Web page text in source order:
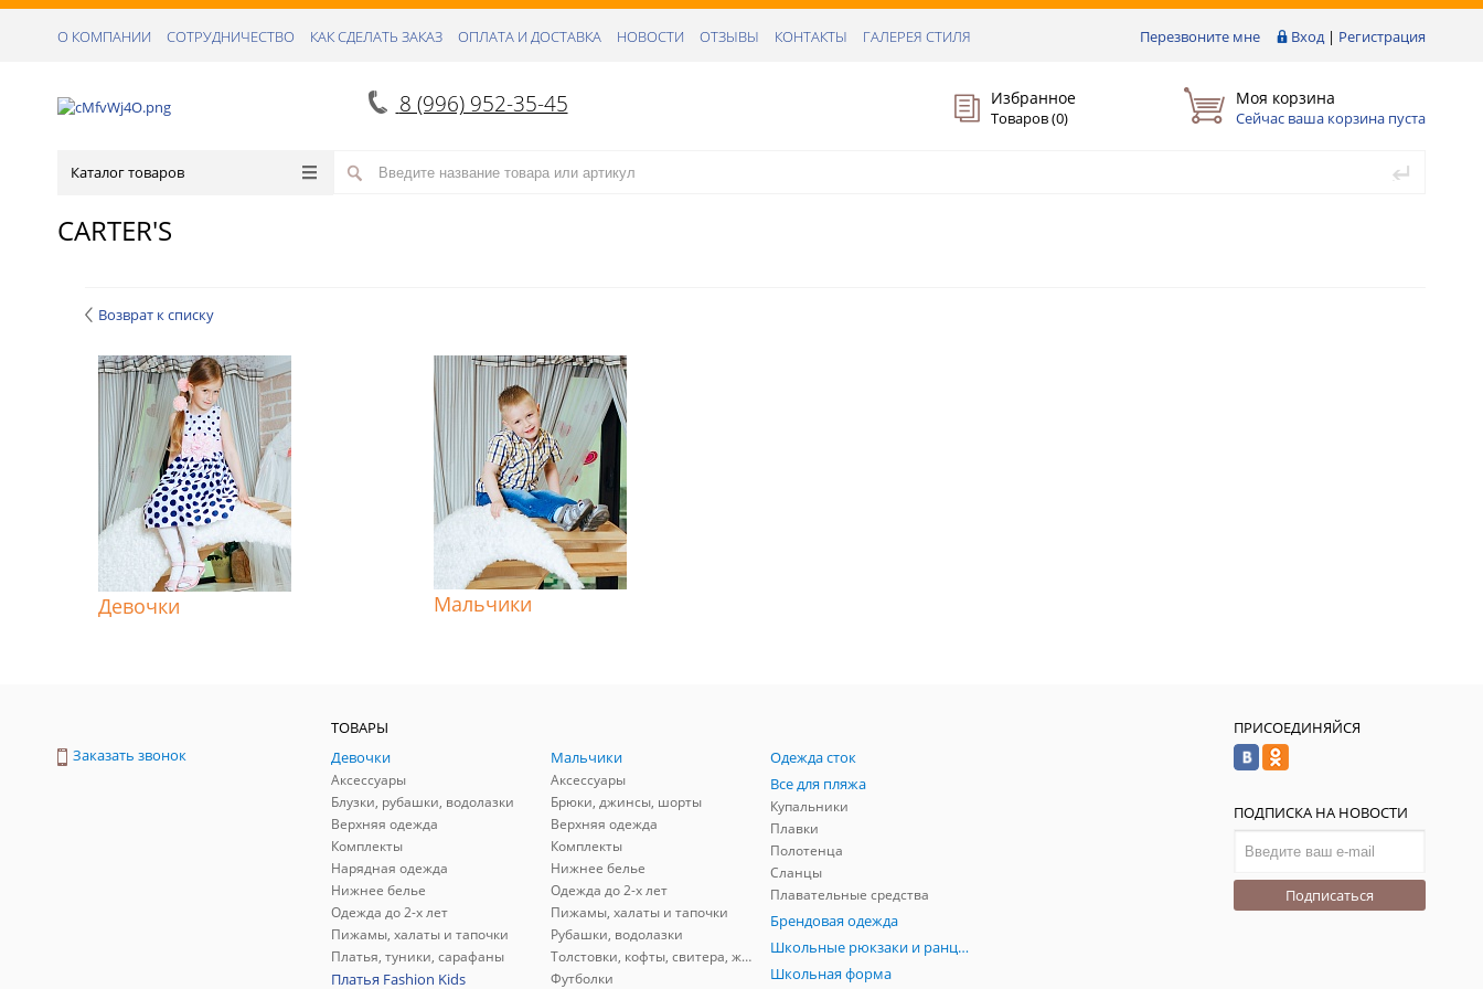
Перезвоните мне Вход | Регистрация
О КОМПАНИИ СОТРУДНИЧЕСТВО КАК СДЕЛАТЬ ЗАКАЗ ОПЛАТА И ДОСТАВКА НОВОСТИ ОТЗЫВЫ КОНТАКТЫ ГАЛЕРЕЯ СТИЛЯ
8 (996) 952-35-45 Избранное
Товаров (0)
Моя корзина
Сейчас ваша корзина пуста
Каталог товаров
CARTER'S
Возврат к списку
Девочки Мальчики
Заказать звонок
ТОВАРЫ
Девочки
Аксессуары
Блузки, рубашки, водолазки
Верхняя одежда
Комплекты
Нарядная одежда
Нижнее белье
Одежда до 2-х лет
Пижамы, халаты и тапочки
Платья, туники, сарафаны
Платья Fashion Kids
Мальчики
Аксессуары
Брюки, джинсы, шорты
Верхняя одежда
Комплекты
Нижнее белье
Одежда до 2-х лет
Пижамы, халаты и тапочки
Рубашки, водолазки
Толстовки, кофты, свитера, жилеты
Футболки
Одежда сток
Все для пляжа
Купальники
Плавки
Полотенца
Сланцы
Плавательные средства
Брендовая одежда
Школьные рюкзаки и ранцы, мешки для обуви
Школьная форма
ПРИСОЕДИНЯЙСЯ
ПОДПИСКА НА НОВОСТИ
Подписаться